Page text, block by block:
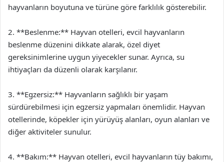
hayvanların boyutuna ve türüne göre farklılık gösterebilir.
2. **Beslenme:** Hayvan otelleri, evcil hayvanların
beslenme düzenini dikkate alarak, özel diyet
gereksinimlerine uygun yiyecekler sunar. Ayrıca, su
ihtiyaçları da düzenli olarak karşılanır.
3. **Egzersiz:** Hayvanların sağlıklı bir yaşam
sürdürebilmesi için egzersiz yapmaları önemlidir. Hayvan
otellerinde, köpekler için yürüyüş alanları, oyun alanları ve
diğer aktiviteler sunulur.
4. **Bakım:** Hayvan otelleri, evcil hayvanların tüy bakımı,